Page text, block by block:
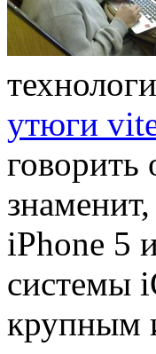
утюги
говорить
iPhone 5
системы
крупным